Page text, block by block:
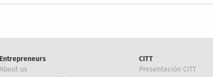
Entrepreneurs
About us
CITT
Presentación CITT